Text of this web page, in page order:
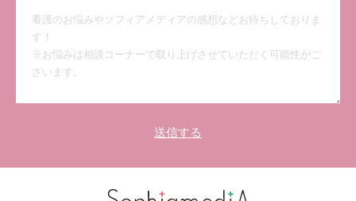
送信する